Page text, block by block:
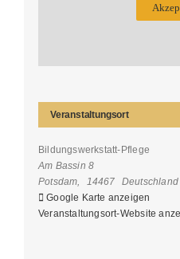
Veranstaltungsort
Bildungswerkstatt-Pflege
Am Bassin 8
Potsdam
14467
Deutschland
Google Karte anzeigen
Veranstaltungsort-Website